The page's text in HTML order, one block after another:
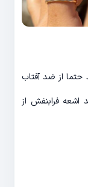
حتما از ضد آفتاب
فرابنفش از